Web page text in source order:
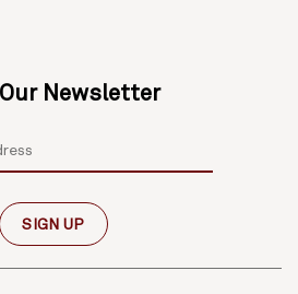
Newsletter